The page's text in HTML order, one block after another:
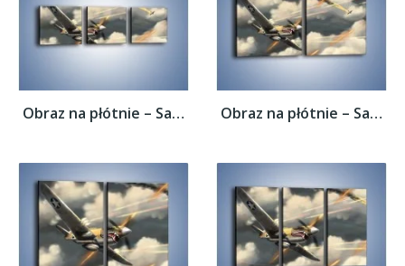
Obraz na płótnie – Samolotem w stronę... Obraz na płótnie – Samolotem w stronę...